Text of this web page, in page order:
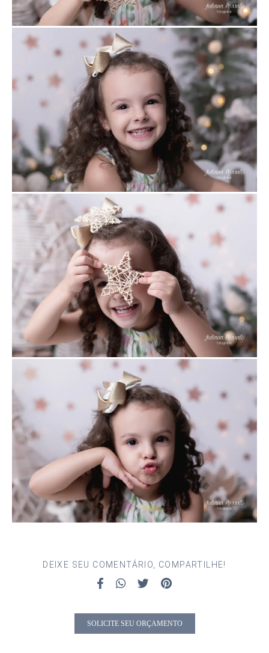
DEIXE SEU COMENTÁRIO, COMPARTILHE!
SOLICITE SEU ORÇAMENTO